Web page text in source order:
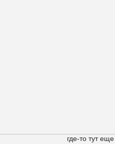
где-то тут еще